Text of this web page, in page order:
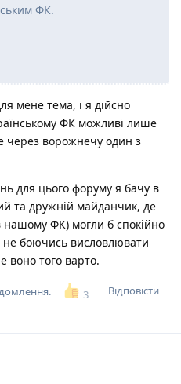
ФК.
мене тема, і я дійсно
ФК можливі лише
через ворожнечу один з
для цього форуму я бачу в
та дружній майданчик, де
нашому ФК) могли б спокійно
не боючись висловлювати
воно того варто.
3 Відповісти